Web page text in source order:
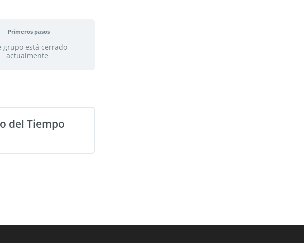
Primeros pasos
grupo está cerrado
actualmente
del Tiempo